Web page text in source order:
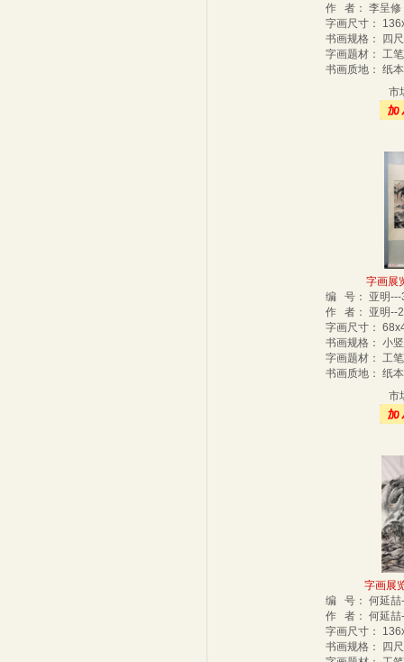
作 者： 李呈
字画尺寸：
书画规格： 四
字画题材： 工
书画质地： 纸
市
字画展
编 号： 亚明
作 者： 亚明
字画尺寸：
书画规格： 小
字画题材： 工
书画质地： 纸
市
字画展
编 号： 何延
作 者： 何延
字画尺寸：
书画规格： 四